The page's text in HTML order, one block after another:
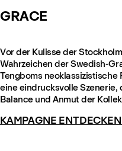
GRACE
Vor der Kulisse der
Wahrzeichen der Swedish-
Tengboms
eine eindrucksvolle Szenerie,
Balance und Anmut der
KAMPAGNE